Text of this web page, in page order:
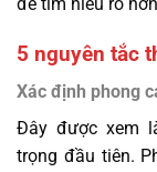
5 nguyên tắc
Xác định phong
Đây được xem
trọng đầu tiên.